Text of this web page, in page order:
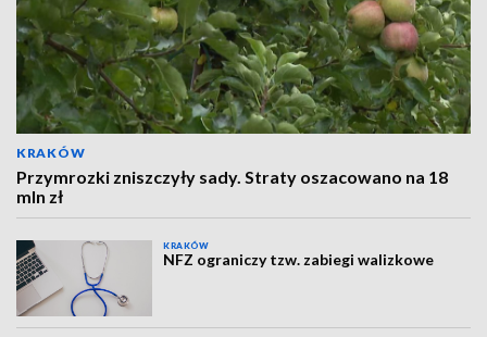
KRAKÓW
Przymrozki zniszczyły sady. Straty oszacowano na 18
mln zł
KRAKÓW
NFZ ograniczy tzw. zabiegi walizkowe